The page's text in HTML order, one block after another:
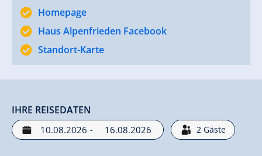
Homepage
Haus Alpenfrieden Facebook
Standort-Karte
IHRE REISEDATEN
- 2 Gäste